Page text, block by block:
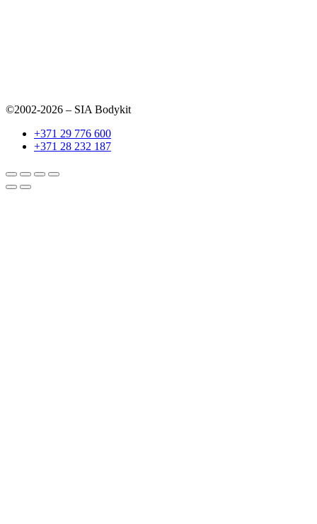
©2002-2026 – SIA Bodykit
+371 29 776 600
+371 28 232 187